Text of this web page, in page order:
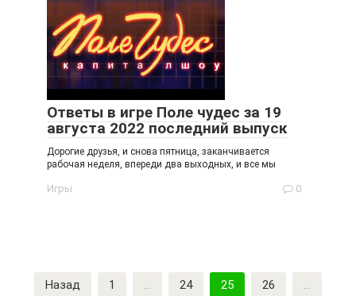
Ответы в игре Поле чудес за 19
августа 2022 последний выпуск
Дорогие друзья, и снова пятница, заканчивается
рабочая неделя, впереди два выходных, и все мы
Игры 0
Пагинация
Назад 1 … 24 25 26 …